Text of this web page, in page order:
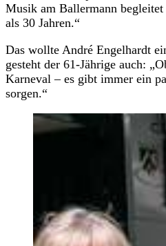
Musik am Ballermann
als 30 Jahren.“
Das wollte André Engelhardt
gesteht der 61-Jährige auch:
Karneval – es gibt immer ein
sorgen.“